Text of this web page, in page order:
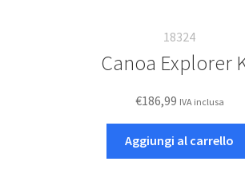
18324
Canoa Explorer
€186,99 IVA inclusa
Aggiungi al carrello